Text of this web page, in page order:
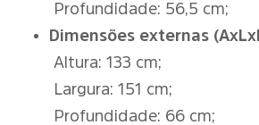
Profundidade: 56,5 cm;
Dimensões externas
Altura: 133 cm;
Largura: 151 cm;
Profundidade: 66 cm;